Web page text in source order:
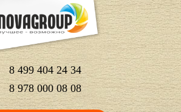
8 499 404 24 34
8 978 000 08 08